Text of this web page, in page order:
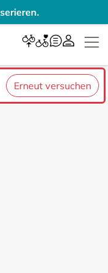
Erneut versuchen